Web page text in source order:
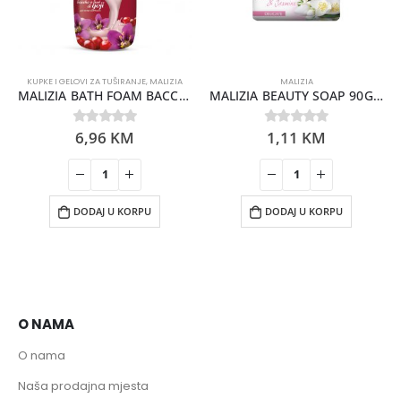
KUPKE I GELOVI ZA TUŠIRANJE, MALIZIA
MALIZIA BATH FOAM BACCHE E FIORI DI GOJI 1000ML
0out of 5
6,96 KM
DODAJ U KORPU
MALIZIA
MALIZIA BEAUTY SOAP 90GR FLOWER JASMIN
0out of 5
1,11 KM
DODAJ U KORPU
O NAMA
O nama
Naša prodajna mjesta